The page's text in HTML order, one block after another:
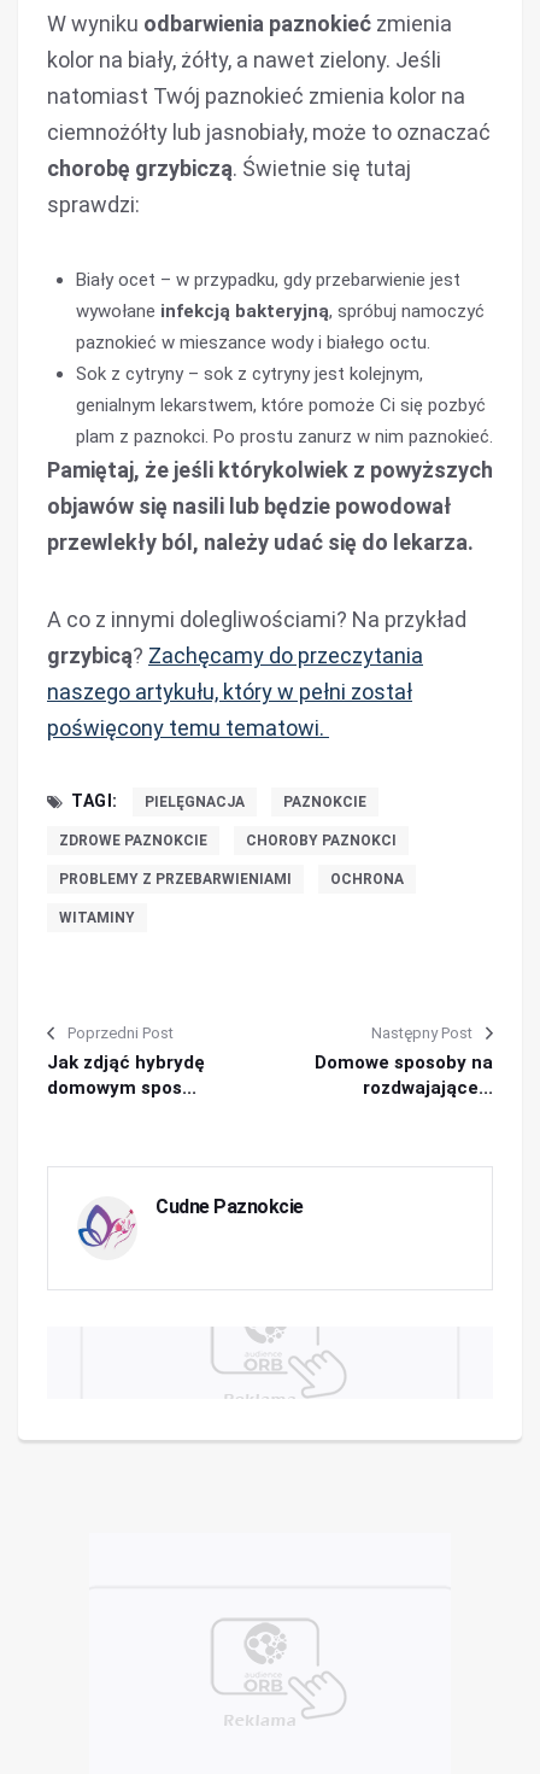
W wyniku odbarwienia paznokieć zmienia
kolor na biały, żółty, a nawet zielony. Jeśli
natomiast Twój paznokieć zmienia kolor na
ciemnożółty lub jasnobiały, może to oznaczać
chorobę grzybiczą. Świetnie się tutaj
sprawdzi:
Biały ocet – w przypadku, gdy przebarwienie jest
wywołane infekcją bakteryjną, spróbuj namoczyć
paznokieć w mieszance wody i białego octu.
Sok z cytryny – sok z cytryny jest kolejnym,
genialnym lekarstwem, które pomoże Ci się pozbyć
plam z paznokci. Po prostu zanurz w nim paznokieć.
Pamiętaj, że jeśli którykolwiek z powyższych
objawów się nasili lub będzie powodował
przewlekły ból, należy udać się do lekarza.
A co z innymi dolegliwościami? Na przykład
grzybicą? Zachęcamy do przeczytania
naszego artykułu, który w pełni został
poświęcony temu tematowi.
TAGI: PIELĘGNACJA PAZNOKCIE
ZDROWE PAZNOKCIE CHOROBY PAZNOKCI
PROBLEMY Z PRZEBARWIENIAMI OCHRONA
WITAMINY
Poprzedni Post
Jak zdjąć hybrydę
domowym spos...
Następny Post
Domowe sposoby na
rozdwajające...
Cudne Paznokcie